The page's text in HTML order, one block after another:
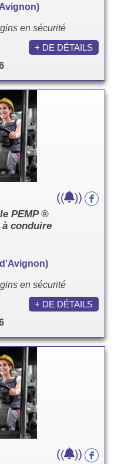
en sécurité
+ DE DÉTAILS
PEMP ®
conduire
en sécurité
(( ))
+ DE DÉTAILS
(( ))